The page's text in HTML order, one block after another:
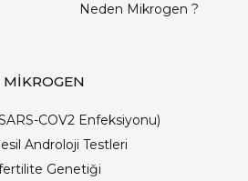
Neden Mikrogen ?
MİKROGEN
COV2 Enfeksiyonu)
Androloji Testleri
Genetiği